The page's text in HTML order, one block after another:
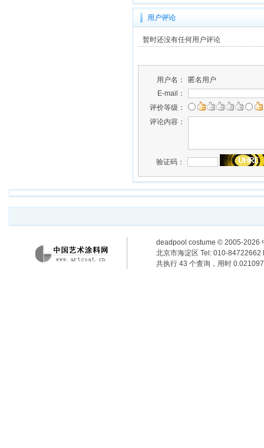
用户评论
暂时还没有任何用户评论
用户名：
匿名用户
E-mail：
评价等级：
评论内容：
验证码：
deadpool costume © 2005-2026
北京市海淀区 Tel: 010-84722662
共执行 43 个查询，用时